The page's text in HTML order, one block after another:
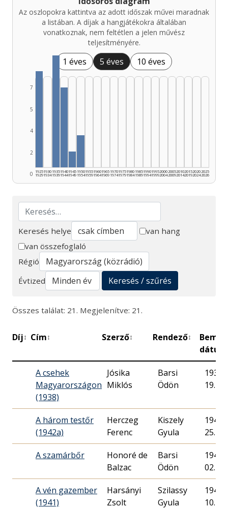
Az oszlopokra kattintva az adott időszak művei maradnak
a listában. A díjak a hangjátékokra általában
vonatkoznak, nem feltétlen a jelen művész
teljesítményére.
1 éves 5 éves 10 éves
0
2
4
5
7
1925
1929
1930
1934
1935
1939
1940
1944
1945
1949
1950
1954
1955
1959
1960
1964
1965
1969
1970
1974
1975
1979
1980
1984
1985
1989
1990
1994
1995
1999
2000
2004
2005
2009
2010
2014
2015
2019
2020
2024
2025
2026
Keresés
Keresés helye
van hang
van összefoglaló
Régió
Évtized
Keresés / szűrés
Összes találat: 21. Megjelenítve: 21.
Díj↕ Cím↕ Szerző↕ Rendező↕
A csehek
Magyarországon
(1938)
Jósika
Miklós
Barsi
Ödön
1938.
19.
A három testőr
(1942a)
Herczeg
Ferenc
Kiszely
Gyula
1942.
25.
A szamárbőr
Honoré de
Balzac
Barsi
Ödön
1943.
02.
A vén gazember
(1941)
Harsányi
Zsolt
Szilassy
Gyula
1941.
10.